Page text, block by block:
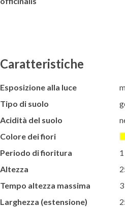
Caratteristiche
Esposizione alla luce
Tipo di suolo
Acidità del suolo
Colore dei fiori
Periodo di fioritura
Altezza
Tempo altezza massima
Larghezza (estensione)